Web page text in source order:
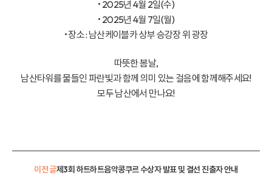
• 2025년 4월 2일(수)
• 2025년 4월 7일(월)
• 장소 : 남산케이블카 상부 승강장 위 광장
따뜻한 봄날,
남산타워를 물들인 파란빛과 함께 의미 있는 걸음에 함께해주세요!
모두 남산에서 만나요!
이전 글제3회 하트하트음악콩쿠르 수상자 발표 및 결선 진출자 안내